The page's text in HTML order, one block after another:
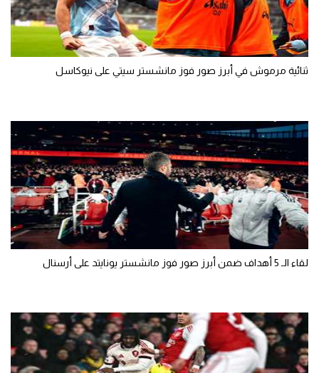
ثنائية مرموش في أبرز صور فوز مانشستر سيتي على نيوكاسل
لقاء الـ 5 أهداف ضمن أبرز صور فوز مانشستر يونايتد على أرسنال